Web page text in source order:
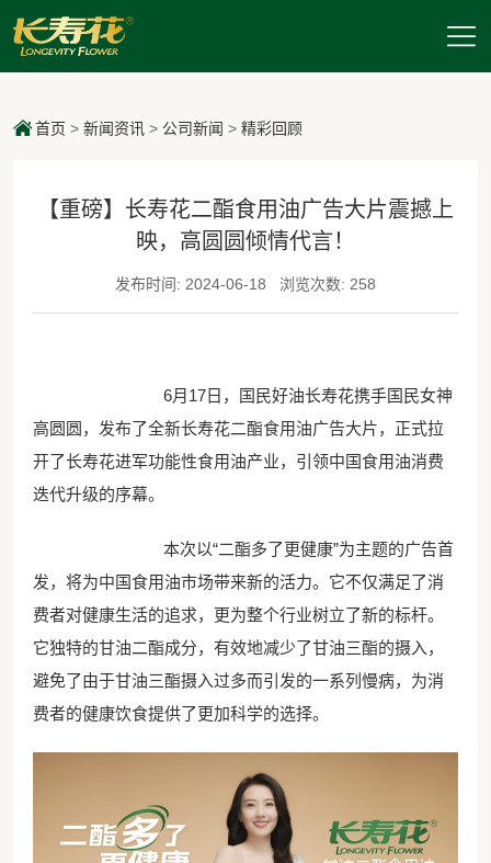
首页 > 新闻资讯> 公司新闻 > 精彩回顾
【重磅】长寿花二酯食用油广告大片震撼上
映，高圆圆倾情代言！
发布时间: 2024-06-18 浏览次数: 258
6月17日，国民好油长寿花携手国民女神
高圆圆，发布了全新长寿花二酯食用油广告大片，正式拉
开了长寿花进军功能性食用油产业，引领中国食用油消费
迭代升级的序幕。
本次以“二酯多了更健康”为主题的广告首
发，将为中国食用油市场带来新的活力。它不仅满足了消
费者对健康生活的追求，更为整个行业树立了新的标杆。
它独特的甘油二酯成分，有效地减少了甘油三酯的摄入，
避免了由于甘油三酯摄入过多而引发的一系列慢病，为消
费者的健康饮食提供了更加科学的选择。